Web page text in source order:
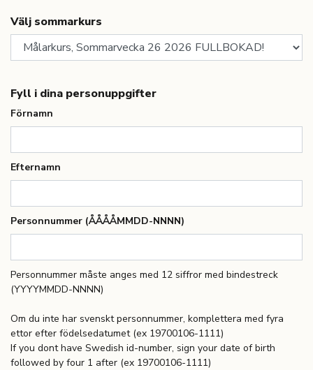
Välj sommarkurs
Fyll i dina personuppgifter
Förnamn
Efternamn
Personnummer (ÅÅÅÅMMDD-NNNN)
Personnummer måste anges med 12 siffror med bindestreck
(YYYYMMDD-NNNN)
Om du inte har svenskt personnummer, komplettera med fyra
ettor efter födelsedatumet (ex 19700106-1111)
If you dont have Swedish id-number, sign your date of birth
followed by four 1 after (ex 19700106-1111)